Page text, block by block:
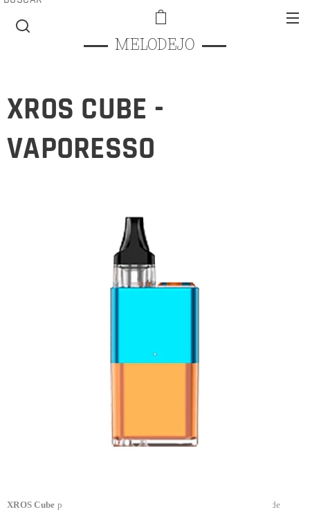
MELODEJO
XROS CUBE -
VAPORESSO
XROS Cube presenta un dispositivo
ultra compacto en forma de